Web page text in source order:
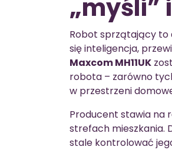
„myśli”
Robot sprzątający to
się inteligencja,
Maxcom MH11UK
robota – zarówno
w przestrzeni
Producent stawia na
strefach mieszkania.
stale kontrolować